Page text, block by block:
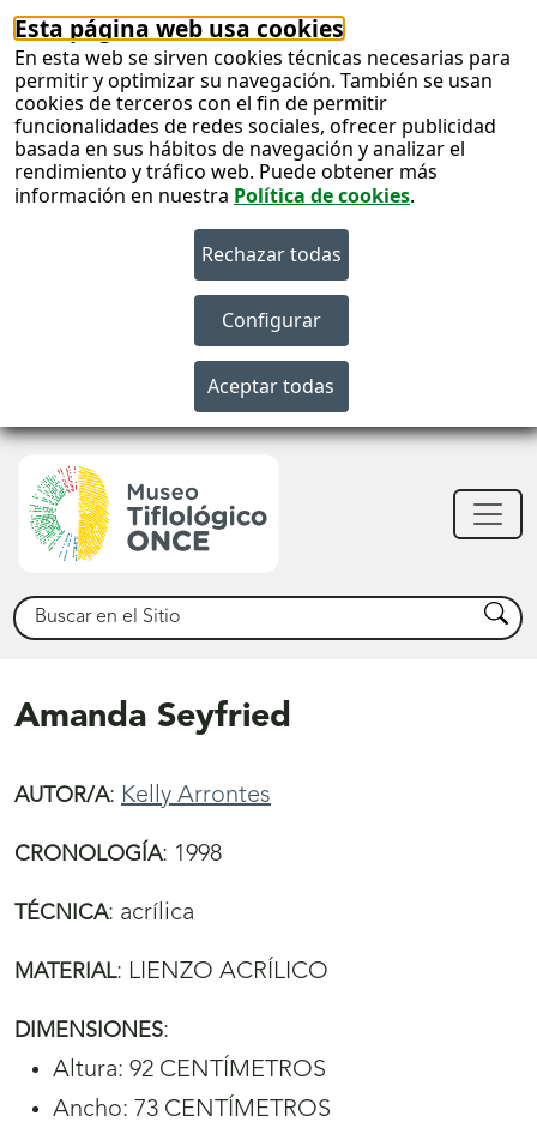
Esta página web usa cookies
En esta web se sirven cookies técnicas necesarias para
permitir y optimizar su navegación. También se usan
cookies de terceros con el fin de permitir
funcionalidades de redes sociales, ofrecer publicidad
basada en sus hábitos de navegación y analizar el
rendimiento y tráfico web. Puede obtener más
información en nuestra Política de cookies.
Buscar Buscar
Amanda Seyfried
AUTOR/A: Kelly Arrontes
CRONOLOGÍA: 1998
TÉCNICA: acrílica
MATERIAL: LIENZO ACRÍLICO
DIMENSIONES:
Altura: 92 CENTÍMETROS
Ancho: 73 CENTÍMETROS